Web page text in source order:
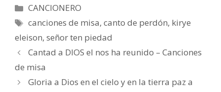
Categorías
CANCIONERO
Etiquetas
canciones de misa,canto de perdón, kirye
eleison, señor ten piedad
Cantad a DIOS el nos ha reunido – Canciones
de misa
Gloria a Dios en el cielo y en la tierra paz a